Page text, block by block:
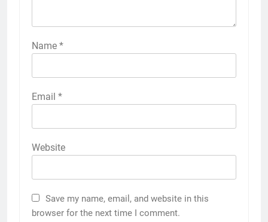
Name *
Email *
Website
Save my name, email, and website in this
browser for the next time I comment.